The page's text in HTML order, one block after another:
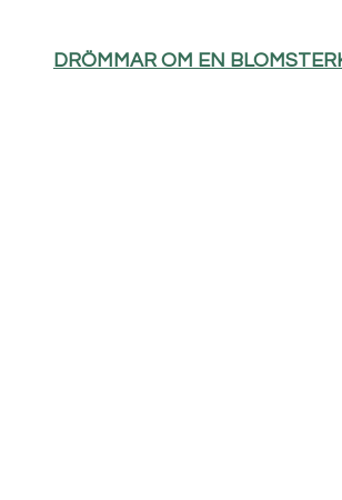
DRÖMMAR OM EN